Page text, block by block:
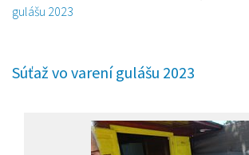
gulášu 2023
Súťaž vo varení gulášu 2023